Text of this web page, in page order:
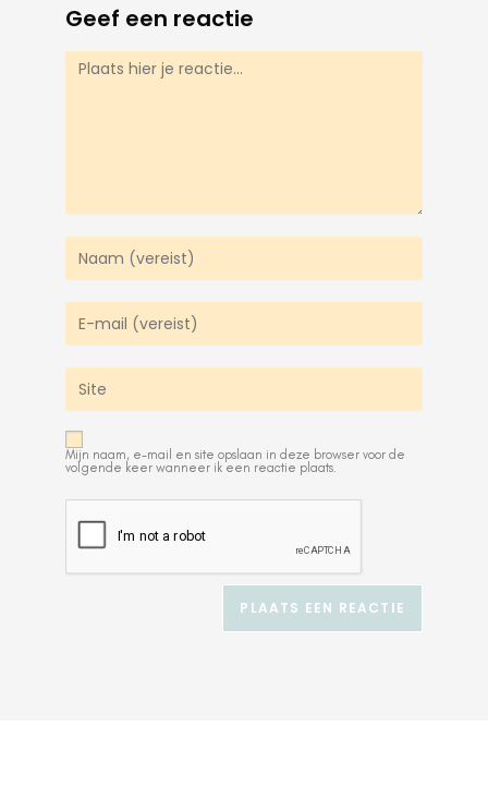
Geef een reactie
Mijn naam, e-mail en site opslaan in deze browser voor de
volgende keer wanneer ik een reactie plaats.